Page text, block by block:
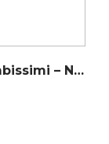
Vogatore bimbo – Bimbissimi – Nottingham VL714R #ultimi pezzi